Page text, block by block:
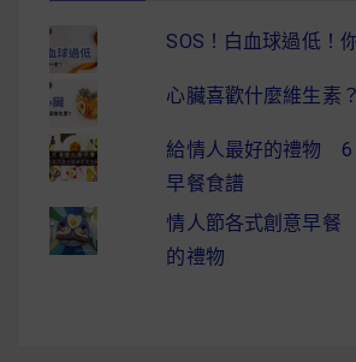
SOS！白血球過低！
心臟喜歡什麼維生素？
給情人最好的禮物 6
早餐食譜
情人節各式創意早餐
的禮物